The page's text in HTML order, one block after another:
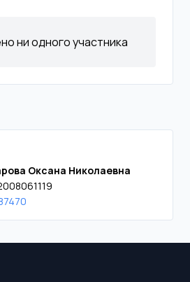
ни одного участника
Оксана Николаевна